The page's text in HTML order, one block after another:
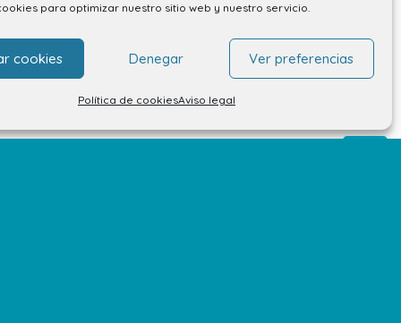
para optimizar nuestro sitio web y nuestro servicio.
cookies Denegar Ver preferencias
Política de cookiesAviso legal